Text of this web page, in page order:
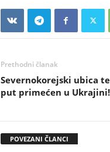
Prethodni članak
Severnokorejski ubica
put primećen u Ukrajini!
POVEZANI ČLANCI